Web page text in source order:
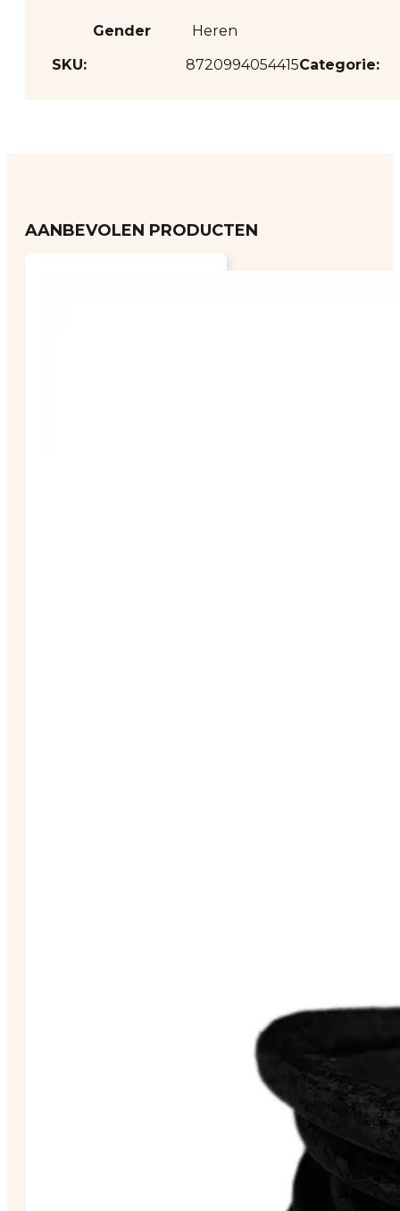
Gender
Heren
SKU:
8720994054415Categorie:
AANBEVOLEN PRODUCTEN